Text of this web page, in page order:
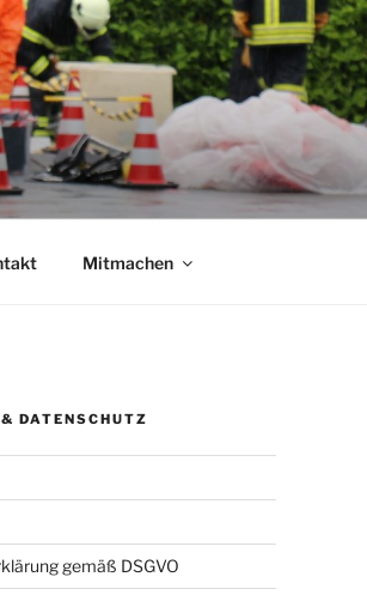
Mitmachen
DATENSCHUTZ
gemäß DSGVO